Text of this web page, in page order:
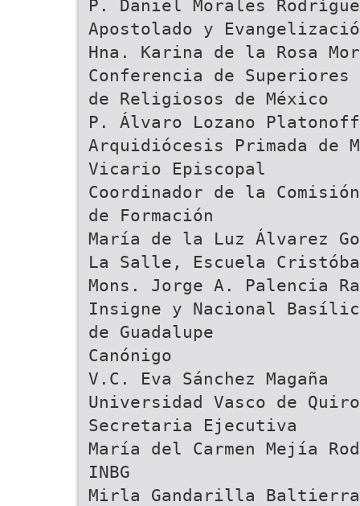
P. Daniel Morales
Apostolado y
Hna. Karina de la Rosa
Conferencia de Superiores
de Religiosos de México
P. Álvaro Lozano Platonoff
Arquidiócesis Primada de
Vicario Episcopal
Coordinador de la Comisión
de Formación
María de la Luz Álvarez
La Salle, Escuela
Mons. Jorge A. Palencia
Insigne y Nacional
de Guadalupe
Canónigo
V.C. Eva Sánchez Magaña
Universidad Vasco de
Secretaria Ejecutiva
María del Carmen Mejía
INBG
Mirla Gandarilla Baltierra